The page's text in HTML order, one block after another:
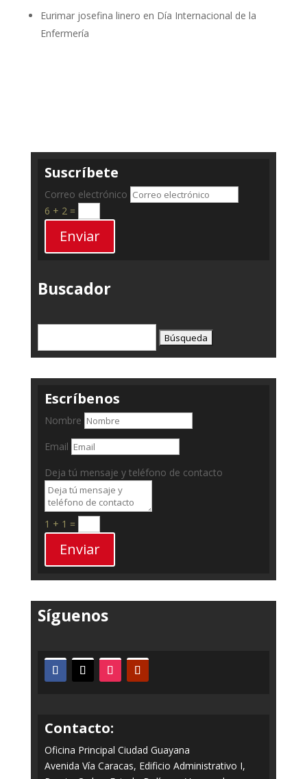
Eurimar josefina linero en Día Internacional de la
Enfermería
Suscríbete
Correo electrónico
6 + 2=
Enviar
Buscador
Escríbenos
Nombre
Email
Deja tú mensaje y teléfono de contacto
1 + 1 =
Enviar
Síguenos
Contacto:
Oficina Principal Ciudad Guayana
Avenida Vía Caracas, Edificio Administrativo I,